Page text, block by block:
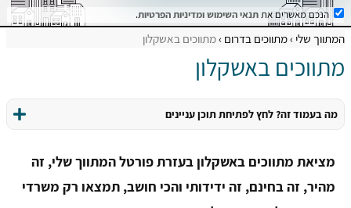
הנכם מאשרים אתתנאי השימושומדיניות הפרטיות.
המתווך שלי מתווכים בדרום מתווכים באשקלון
מתווכים באשקלון
מה בעמוד זה? לחץ לפתיחת תוכן עניינים
מציאת מתווכים באשקלון בעזרת פורטל המתווך שלי, זה
מהיר, זה בחינם, זה ידידותי והכי חושב, תמצאו רק משרדי